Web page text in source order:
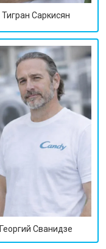
Тигран Саркисян
Георгий Сванидзе